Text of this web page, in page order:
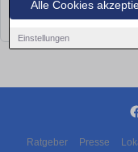
Alle Cookies
Einstellungen
Leider konnten wir derzeit
bald wieder vorbei!
Ratgeber Presse